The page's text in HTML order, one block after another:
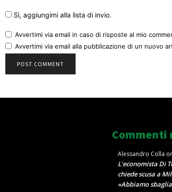
Sì, aggiungimi alla lista di invio.
Avvertimi via email in caso di risposte al mio
Avvertimi via email alla pubblicazione di un nuovo
Commenti
Alessandro Colla
L’economista Di
chiede scusa a
«Abbiamo